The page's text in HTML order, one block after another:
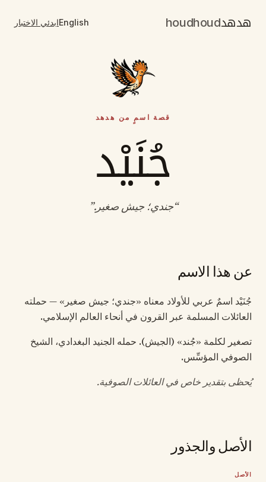
هدهدhoudhoud
Englishابدئي الاختبار
قصة اسمٍ من هدهد
جُنَيْد
“جندي؛ جيش صغير.”
عن هذا الاسم
جُنَيْد اسمٌ عربي للأولاد معناه «جندي؛ جيش صغير» — حملته
العائلات المسلمة عبر القرون في أنحاء العالم الإسلامي.
تصغير لكلمة «جُند» (الجيش). حمله الجنيد البغدادي، الشيخ
الصوفي المؤسِّس.
يُحظى بتقدير خاص في العائلات الصوفية.
الأصل والجذور
الأصل